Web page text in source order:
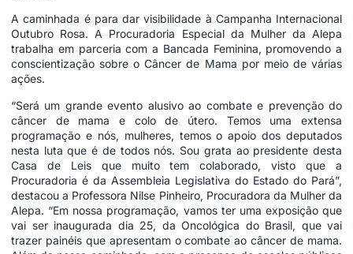
A caminhada é para dar visibilidade à Campanha Internacional
Outubro Rosa. A Procuradoria Especial da Mulher da Alepa
trabalha em parceria com a Bancada Feminina, promovendo a
conscientização sobre o Câncer de Mama por meio de várias
ações.
“Será um grande evento alusivo ao combate e prevenção do
câncer de mama e colo de útero. Temos uma extensa
programação e nós, mulheres, temos o apoio dos deputados
nesta luta que é de todos nós. Sou grata ao presidente desta
Casa de Leis que muito tem colaborado, visto que a
Procuradoria é da Assembleia Legislativa do Estado do Pará”,
destacou a Professora Nilse Pinheiro, Procuradora da Mulher da
Alepa. “Em nossa programação, vamos ter uma exposição que
vai ser inaugurada dia 25, da Oncológica do Brasil, que vai
trazer painéis que apresentam o combate ao câncer de mama.